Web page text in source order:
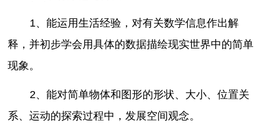
1、能运用生活经验，对有关数学信息作出解
释，并初步学会用具体的数据描绘现实世界中的简单
现象。
2、能对简单物体和图形的形状、大小、位置关
系、运动的探索过程中，发展空间观念。